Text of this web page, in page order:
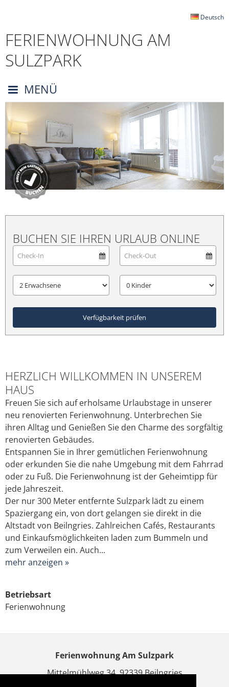
Deutsch
FERIENWOHNUNG AM
SULZPARK
MENÜ
BUCHEN SIE IHREN URLAUB ONLINE
Verfügbarkeit prüfen
HERZLICH WILLKOMMEN IN UNSEREM
HAUS
Freuen Sie sich auf erholsame Urlaubstage in unserer
neu renovierten Ferienwohnung. Unterbrechen Sie
ihren Alltag und Genießen Sie den Charme des sorgfältig
renovierten Gebäudes.
Entspannen Sie in Ihrer gemütlichen Ferienwohnung
oder erkunden Sie die nahe Umgebung mit dem Fahrrad
oder zu Fuß. Die Ferienwohnung ist der Geheimtipp für
jede Jahreszeit.
Der nur 300 Meter entfernte Sulzpark lädt zu einem
Spaziergang ein, von dort gelangen sie direkt in die
Altstadt von Beilngries. Zahlreichen Cafés, Restaurants
und Einkaufsmöglichkeiten laden zum Bummeln und
zum Verweilen ein. Auch...
mehr anzeigen »
Betriebsart
Ferienwohnung
Ferienwohnung Am Sulzpark
Mittelmühlweg 34,92339Beilngries